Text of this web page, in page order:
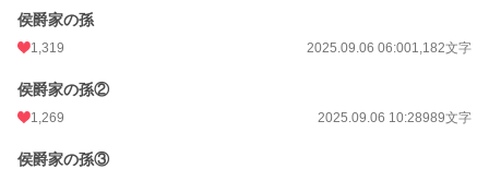
侯爵家の孫
1,319 2025.09.06 06:001,182文字
侯爵家の孫②
1,269 2025.09.06 10:28989文字
侯爵家の孫③